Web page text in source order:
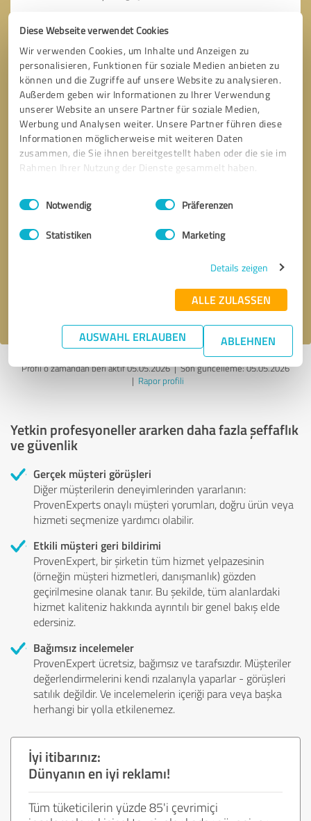
Diese Webseite verwendet Cookies
Wir verwenden Cookies, um Inhalte und Anzeigen zu
personalisieren, Funktionen für soziale Medien anbieten zu
können und die Zugriffe auf unsere Website zu analysieren.
Außerdem geben wir Informationen zu Ihrer Verwendung
unserer Website an unsere Partner für soziale Medien,
Werbung und Analysen weiter. Unsere Partner führen diese
Informationen möglicherweise mit weiteren Daten
zusammen, die Sie ihnen bereitgestellt haben oder die sie im
Rahmen Ihrer Nutzung der Dienste gesammelt haben.
Impressum Datenschutzbestimmungen
Einwilligungsauswahl
Notwendig Präferenzen
Statistiken Marketing
Details zeigen
ALLE ZULASSEN
AUSWAHL ERLAUBEN ABLEHNEN
Geri arama talebi
Profil o zamandan beri aktif 05.05.2026 |Son güncelleme: 05.05.2026
| Rapor profili
Yetkin profesyoneller ararken daha fazla şeffaflık
ve güvenlik
Gerçek müşteri görüşleri
Diğer müşterilerin deneyimlerinden yararlanın:
ProvenExperts onaylı müşteri yorumları, doğru ürün veya
hizmeti seçmenize yardımcı olabilir.
Etkili müşteri geri bildirimi
ProvenExpert, bir şirketin tüm hizmet yelpazesinin
(örneğin müşteri hizmetleri, danışmanlık) gözden
geçirilmesine olanak tanır. Bu şekilde, tüm alanlardaki
hizmet kaliteniz hakkında ayrıntılı bir genel bakış elde
edersiniz.
Bağımsız incelemeler
ProvenExpert ücretsiz, bağımsız ve tarafsızdır. Müşteriler
değerlendirmelerini kendi rızalarıyla yaparlar - görüşleri
satılık değildir. Ve incelemelerin içeriği para veya başka
herhangi bir yolla etkilenemez.
İyi itibarınız:
Dünyanın en iyi reklamı!
Tüm tüketicilerin yüzde 85'i çevrimiçi